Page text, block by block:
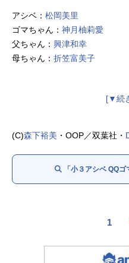
アシベ： 松岡美里
ゴマちゃん： 神月柚莉愛
父ちゃん： 興津和幸
母ちゃん： 折笠富美子
(C)︎森下裕美 ・OOP／双葉社・
「小３アシベ QQ
1